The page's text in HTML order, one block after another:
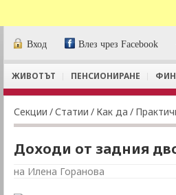
Вход Влез чрез Facebook
ЖИВОТЪТ ПЕНСИОНИРАНЕ
Секции /Статии / Как да /
Доходи от задния
на Илена Горанова